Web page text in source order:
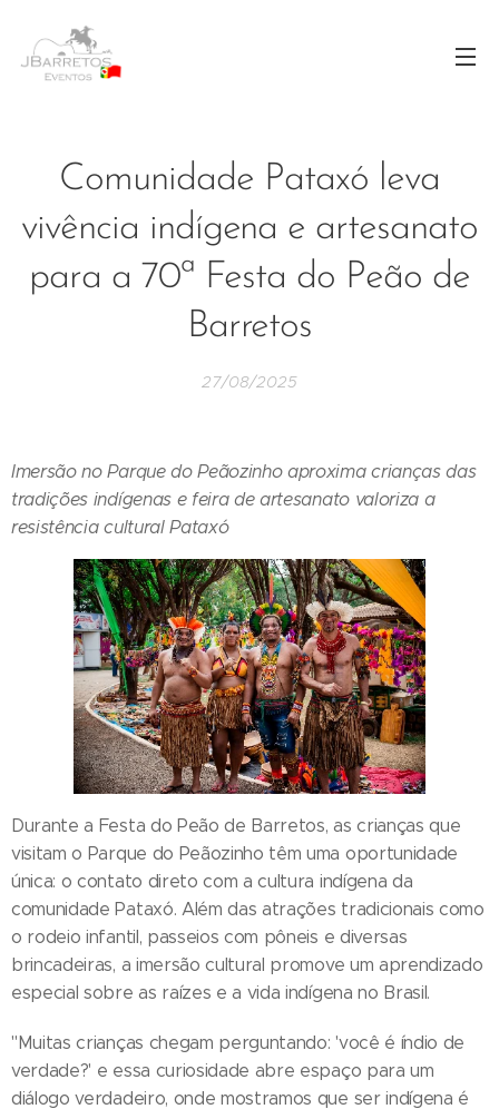
Comunidade Pataxó leva
vivência indígena e artesanato
para a 70ª Festa do Peão de
Barretos
27/08/2025
Imersão no Parque do Peãozinho aproxima crianças das
tradições indígenas e feira de artesanato valoriza a
resistência cultural Pataxó
Durante a Festa do Peão de Barretos, as crianças que
visitam o Parque do Peãozinho têm uma oportunidade
única: o contato direto com a cultura indígena da
comunidade Pataxó. Além das atrações tradicionais como
o rodeio infantil, passeios com pôneis e diversas
brincadeiras, a imersão cultural promove um aprendizado
especial sobre as raízes e a vida indígena no Brasil.
"Muitas crianças chegam perguntando: 'você é índio de
verdade?' e essa curiosidade abre espaço para um
diálogo verdadeiro, onde mostramos que ser indígena é